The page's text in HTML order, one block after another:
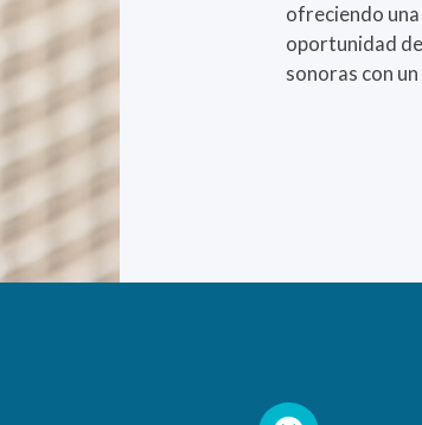
ofreciendo
oportunidad
sonoras con